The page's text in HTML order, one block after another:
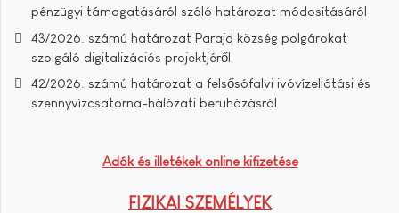
pénzügyi támogatásáról szóló határozat módosításáról
43/2026. számú határozat Parajd község polgárokat
szolgáló digitalizációs projektjéről
42/2026. számú határozat a felsősófalvi ivóvízellátási és
szennyvízcsatorna-hálózati beruházásról
Adók és illetékek online kifizetése
FIZIKAI SZEMÉLYEK